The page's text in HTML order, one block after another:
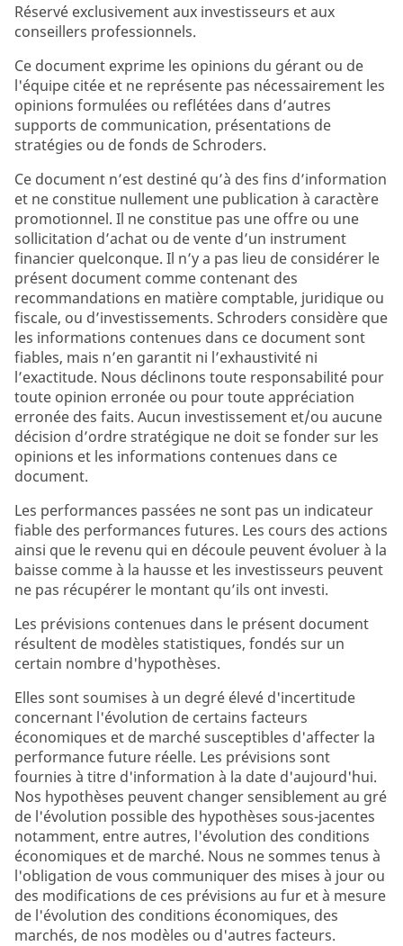
Réservé exclusivement aux investisseurs et aux
conseillers professionnels.
Ce document exprime les opinions du gérant ou de
l'équipe citée et ne représente pas nécessairement les
opinions formulées ou reflétées dans d’autres
supports de communication, présentations de
stratégies ou de fonds de Schroders.
Ce document n’est destiné qu’à des fins d’information
et ne constitue nullement une publication à caractère
promotionnel. Il ne constitue pas une offre ou une
sollicitation d’achat ou de vente d’un instrument
financier quelconque. Il n’y a pas lieu de considérer le
présent document comme contenant des
recommandations en matière comptable, juridique ou
fiscale, ou d’investissements. Schroders considère que
les informations contenues dans ce document sont
fiables, mais n’en garantit ni l’exhaustivité ni
l’exactitude. Nous déclinons toute responsabilité pour
toute opinion erronée ou pour toute appréciation
erronée des faits. Aucun investissement et/ou aucune
décision d’ordre stratégique ne doit se fonder sur les
opinions et les informations contenues dans ce
document.
Les performances passées ne sont pas un indicateur
fiable des performances futures. Les cours des actions
ainsi que le revenu qui en découle peuvent évoluer à la
baisse comme à la hausse et les investisseurs peuvent
ne pas récupérer le montant qu’ils ont investi.
Les prévisions contenues dans le présent document
résultent de modèles statistiques, fondés sur un
certain nombre d'hypothèses.
Elles sont soumises à un degré élevé d'incertitude
concernant l'évolution de certains facteurs
économiques et de marché susceptibles d'affecter la
performance future réelle. Les prévisions sont
fournies à titre d'information à la date d'aujourd'hui.
Nos hypothèses peuvent changer sensiblement au gré
de l'évolution possible des hypothèses sous-jacentes
notamment, entre autres, l'évolution des conditions
économiques et de marché. Nous ne sommes tenus à
l'obligation de vous communiquer des mises à jour ou
des modifications de ces prévisions au fur et à mesure
de l'évolution des conditions économiques, des
marchés, de nos modèles ou d'autres facteurs.